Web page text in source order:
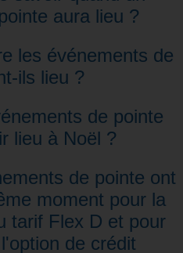
aura lieu ?
les événements de
ils lieu ?
de pointe
lieu à Noël ?
de pointe ont
moment pour la
tarif Flex D et pour
de crédit